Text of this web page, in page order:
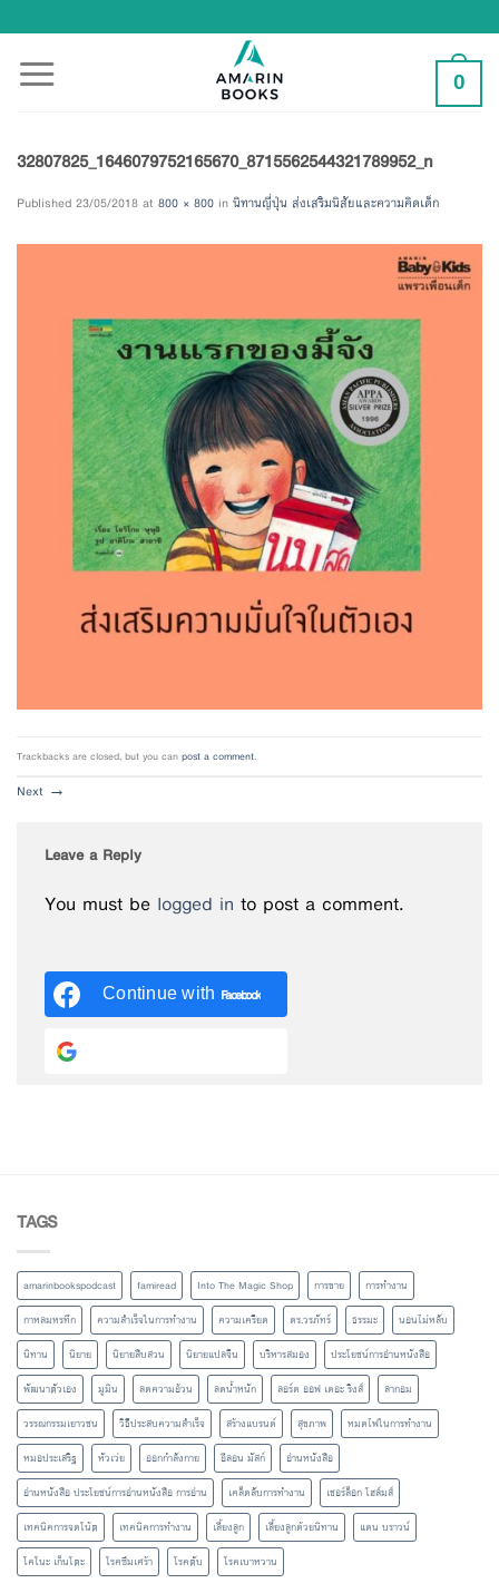
to
content
0
32807825_1646079752165670_8715562544321789952_n
Published 23/05/2018 at 800 × 800 in นิทานญี่ปุ่น ส่งเสริมนิสัยและความคิดเด็ก
Trackbacks are closed, but you canpost a comment.
Next →
Leave a Reply
You must be logged in to post a comment.
Continue with Facebook
TAGS
amarinbookspodcast famiread Into The Magic Shop การขาย
การทำงาน
กาหลมหรทึก
ความสำเร็จในการทำงาน ความเครียด ดร.วรภัทร์ ธรรมะ
นอนไม่หลับ
นิทาน
นิยาย นิยายสืบสวน นิยายแปลจีน บริหารสมอง
ประโยชน์การอ่านหนังสือ
พัฒนาตัวเอง
มูมิน ลดความอ้วน ลดน้ำหนัก ลอร์ด ออฟ เดอะ ริงส์
ลากอม
วรรณกรรมเยาวชน
วิธีประสบความสำเร็จ สร้างแบรนด์ สุขภาพ
หมดไฟในการทำงาน
หมอประเสริฐ
หัวเว่ย ออกกำลังกาย อีลอน มัสก์
อ่านหนังสือ
อ่านหนังสือ ประโยชน์การอ่านหนังสือ การอ่าน
เคล็ดลับการทำงาน
เชอร์ล็อก โฮล์มส์
เทคนิคการจดโน้ต
เทคนิคการทำงาน เลี้ยงลูก เลี้ยงลูกด้วยนิทาน
แดน บราวน์
โคโนะ เก็นโตะ
โรคซึมเศร้า โรคตับ โรคเบาหวาน